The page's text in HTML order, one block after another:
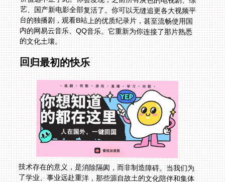
的文化土壤。
回归最初的快乐
技术存在的意义，是消除隔阂，而非制造障碍。当我们为
了学业、事业远赴重洋，那些源自故土的文化陪伴和集体
记忆，显得格外珍贵。一场球赛的中文解说，不仅是信息
的传递，更是情感的共鸣。希望这份指南，能帮助你无论
身处新加坡、英国还是世界任何一个角落，都能轻松绕
过“当前地区不可播放”的限制，重新握紧那份与家乡同步
的快乐与激动。下次好友问起“在英国看世界杯中文直播